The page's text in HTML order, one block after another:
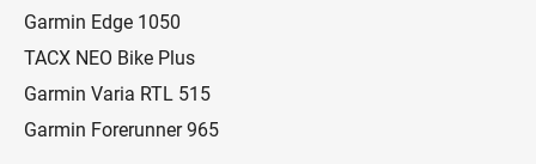
Garmin Edge 1050
TACX NEO Bike Plus
Garmin Varia RTL 515
Garmin Forerunner 965